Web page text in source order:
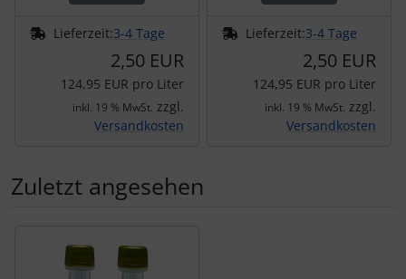
Lieferzeit:3-4 Tage
2,50 EUR
124,95 EUR pro Liter
inkl. 19 % MwSt. zzgl.
Versandkosten
Lieferzeit:3-4 Tage
2,50 EUR
124,95 EUR pro Liter
inkl. 19 % MwSt. zzgl.
Versandkosten
Zuletzt angesehen